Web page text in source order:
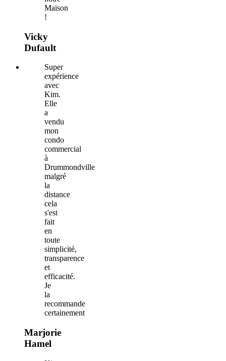
Maison
!
Vicky
Dufault
Super
expérience
avec
Kim.
Elle
a
vendu
mon
condo
commercial
à
Drummondville
malgré
la
distance
cela
s'est
fait
en
toute
simplicité,
transparence
et
efficacité.
Je
la
recommande
certainement
Marjorie
Hamel